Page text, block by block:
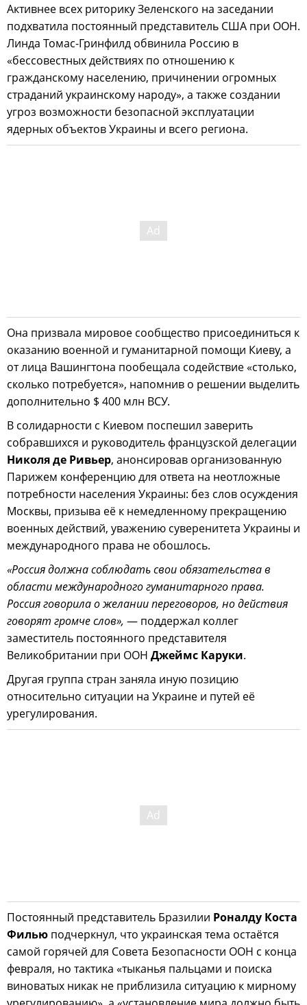
Активнее всех риторику Зеленского на заседании
подхватила постоянный представитель США при ООН.
Линда Томас-Гринфилд обвинила Россию в
«бессовестных действиях по отношению к
гражданскому населению, причинении огромных
страданий украинскому народу», а также создании
угроз возможности безопасной эксплуатации
ядерных объектов Украины и всего региона.
Она призвала мировое сообщество присоединиться к
оказанию военной и гуманитарной помощи Киеву, а
от лица Вашингтона пообещала содействие «столько,
сколько потребуется», напомнив о решении выделить
дополнительно $ 400 млн ВСУ.
В солидарности с Киевом поспешил заверить
собравшихся и руководитель французской делегации
Николя де Ривьер, анонсировав организованную
Парижем конференцию для ответа на неотложные
потребности населения Украины: без слов осуждения
Москвы, призыва её к немедленному прекращению
военных действий, уважению суверенитета Украины и
международного права не обошлось.
«Россия должна соблюдать свои обязательства в
области международного гуманитарного права.
Россия говорила о желании переговоров, но действия
говорят громче слов», — поддержал коллег
заместитель постоянного представителя
Великобритании при ООН Джеймс Каруки.
Другая группа стран заняла иную позицию
относительно ситуации на Украине и путей её
урегулирования.
Постоянный представитель Бразилии Роналду Коста
Филью подчеркнул, что украинская тема остаётся
самой горячей для Совета Безопасности ООН с конца
февраля, но тактика «тыканья пальцами и поиска
виноватых никак не приблизила ситуацию к мирному